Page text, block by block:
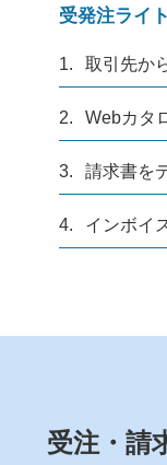
受発注ライ
1. 取引先か
2. Webカタ
3. 請求書を
4. インボイ
受注・請